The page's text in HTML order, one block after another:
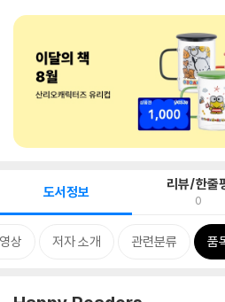
도서정보 리뷰/한줄
0
상 저자 소개 관련분류 품